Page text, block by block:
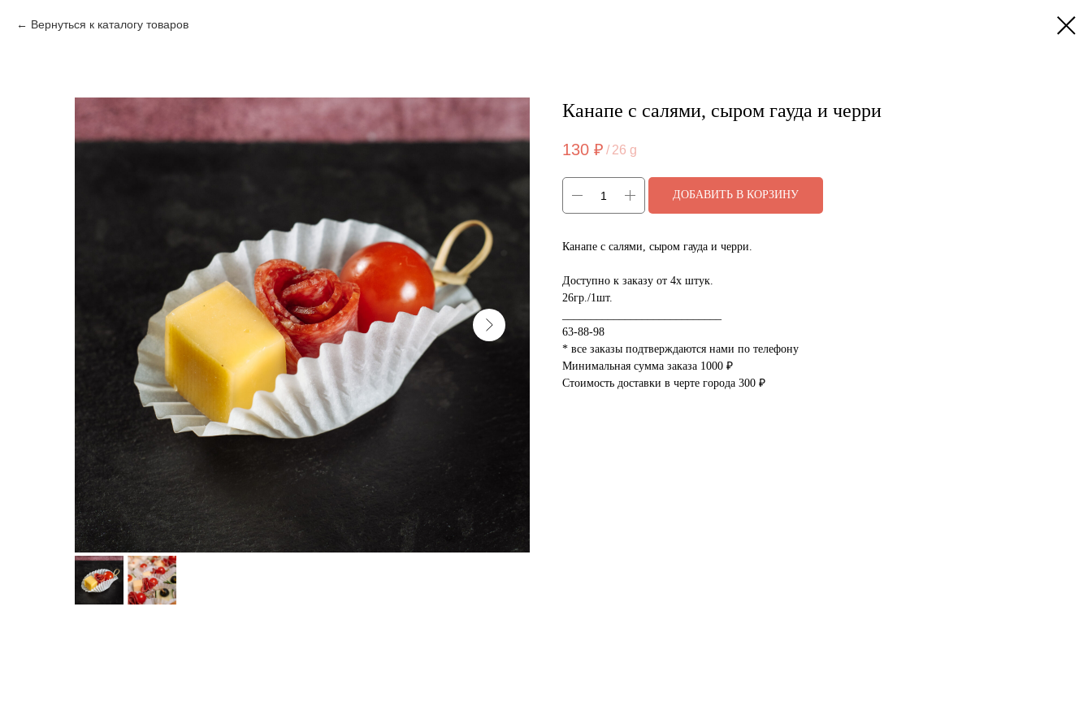
Вернуться к каталогу товаров
Канапе с салями, сыром гауда и черри
130 ₽ / 26 g
ДОБАВИТЬ В КОРЗИНУ
Канапе с салями, сыром гауда и черри.
Доступно к заказу от 4х штук.
26гр./1шт.
63-88-98
* все заказы подтверждаются нами по телефону
Минимальная сумма заказа 1000 ₽
Стоимость доставки в черте города 300 ₽